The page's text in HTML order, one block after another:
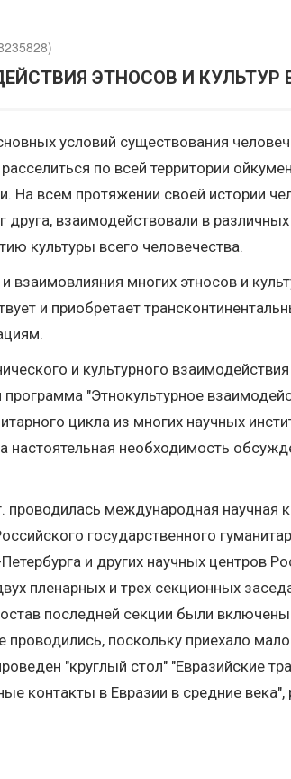
ЭТНОСОВ И КУЛЬТУР
условий существования
по всей территории
На всем протяжении своей
взаимодействовали в
культуры всего человечества.
многих этносов и
и приобретает
и культурного
"Этнокультурное
цикла из многих научных
необходимость
международная научная
государственного
и других научных центров
пленарных и трех секционных
последней секции были
проводились, поскольку приехало
"круглый стол" "Евразийские
контакты в Евразии в средние